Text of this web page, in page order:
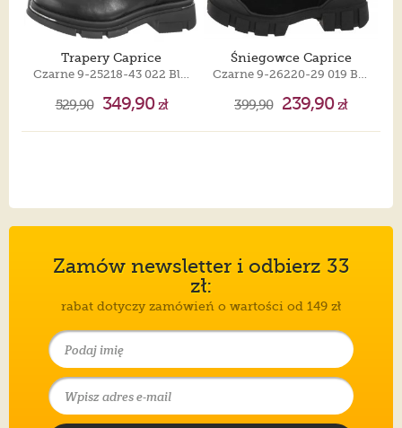
Trapery Caprice
529,90 349,90zł
Śniegowce Caprice
399,90 239,90zł
Zamów newsletter i odbierz 33
zł:
rabat dotyczy zamówień o wartości od 149 zł